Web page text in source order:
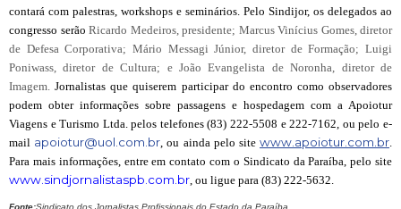
contará com palestras, workshops e seminários. Pelo Sindijor, os delegados ao
congresso serão Ricardo Medeiros, presidente; Marcus Vinícius Gomes, diretor
de Defesa Corporativa; Mário Messagi Júnior, diretor de Formação; Luigi
Poniwass, diretor de Cultura; e João Evangelista de Noronha, diretor de
Imagem.Jornalistas que quiserem participar do encontro como observadores
podem obter informações sobre passagens e hospedagem com a Apoiotur
Viagens e Turismo Ltda. pelos telefones (83) 222-5508 e 222-7162, ou pelo e-
mail apoiotur@uol.com.br , ou ainda pelo sitewww.apoiotur.com.br
Para mais informações, entre em contato com o Sindicato da Paraíba, pelo site
www.sindjornalistaspb.com.br , ou ligue para (83) 222-5632.
Fonte:Sindicato dos Jornalistas Profissionais do Estado da Paraíba